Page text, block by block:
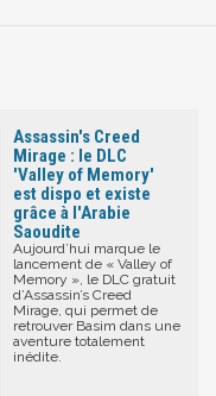
Assassin's Creed
Mirage : le DLC
'Valley of Memory'
est dispo et existe
grâce à l'Arabie
Saoudite
Aujourd’hui marque le
lancement de « Valley of
Memory », le DLC gratuit
d’Assassin’s Creed
Mirage, qui permet de
retrouver Basim dans une
aventure totalement
inédite.